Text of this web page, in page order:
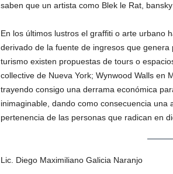
saben que un artista como Blek le Rat,
En los últimos lustros el graffiti o arte urbano
derivado de la fuente de ingresos que
turismo existen propuestas de tours o
collective de Nueva York; Wynwood Walls en
trayendo consigo una derrama económica
inimaginable, dando como consecuencia
pertenencia de las personas que radican en
Lic. Diego Maximiliano Galicia Naranjo